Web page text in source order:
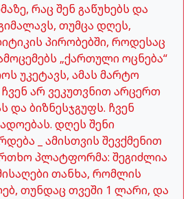
რაც შენ გაწუხებს და
თუმცა დღეს,
პირობებში, როდესაც
„ქართული ოცნება“
უკეტავს, ამას მარტო
არ ვეკუთვნით არცერთ
ბიზნესჯგუფს. ჩვენ
დღეს შენი
_ ამისთვის შევქმენით
პლატფორმა: შეგიძლია
თანხა, რომლის
თუნდაც თვეში 1 ლარი, და